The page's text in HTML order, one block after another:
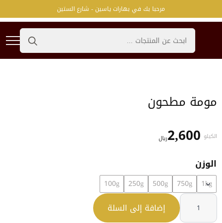
مرحبا بك في بهارات ياسين - شارع الستين
Search
for:
مومة مطحون
الكيلو 2,600﷼
الوزن
1kg
750g
500g
250g
100g
كمية
مطحون إضافة إلى السلة